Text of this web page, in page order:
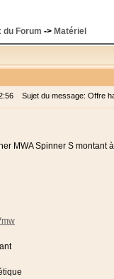
du Forum -> Matériel
Sujet du message: Offre
MWA Spinner S montant